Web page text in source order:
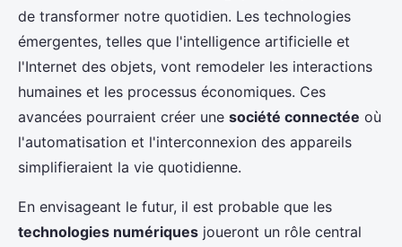
de transformer notre quotidien. Les technologies
émergentes, telles que l'intelligence artificielle et
l'Internet des objets, vont remodeler les interactions
humaines et les processus économiques. Ces
avancées pourraient créer une société connectée où
l'automatisation et l'interconnexion des appareils
simplifieraient la vie quotidienne.
En envisageant le futur, il est probable que les
technologies numériques joueront un rôle central